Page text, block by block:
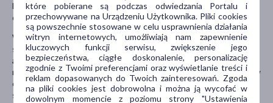
lekach, które pacjent planuje przyjmować, w tym o lekach
dostępnych bez recepty.
W szczególności należy poinformować lekarza, jeśli pacjent
stosuje: inne niesteroidowe leki przeciwzapalne (NLPZ), kwas
acetylosalicylowy; leki przeciwzakrzepowe, heparyna; leki, które
rozpuszczają zakrzepy krwi (leki trombolityczne); leki stosowane w
chorobach serca oraz nerek; kortykosteroidy (np. stosowane w
stanach zapalnych lub w leczeniu reakcji
które pobierane są podczas odwiedzania Portalu i
przechowywane na Urządzeniu Użytkownika. Pliki cookies
są powszechnie stosowane w celu usprawnienia działania
witryn internetowych, umożliwiają nam zapewnienie
kluczowych funkcji serwisu, zwiększenie jego
bezpieczeństwa, ciągłe doskonalenie, personalizację
zgodnie z Twoimi preferencjami oraz wyświetlanie treści i
reklam dopasowanych do Twoich zainteresowań. Zgoda
na pliki cookies jest dobrowolna i można ją wycofać w
dowolnym momencie z poziomu strony "Ustawienia